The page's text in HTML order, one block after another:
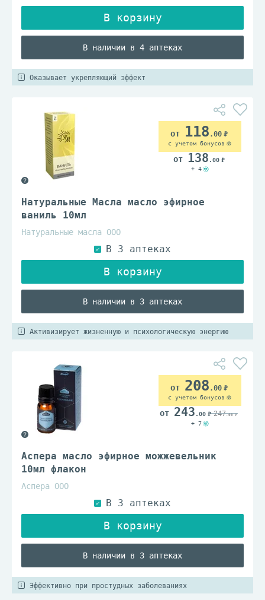
В наличии в 4 аптеках
Оказывает укрепляющий эффект
Натуральные Масла масло эфирное
ваниль 10мл
Натуральные масла ООО
В наличии в 3 аптеках
118 .00
с учетом бонусов
138 .00
+ 4
Активизирует жизненную и психологическую энергию
Аспера масло эфирное можжевельник
10мл флакон
Аспера ООО
В наличии в 3 аптеках
208 .00
с учетом бонусов
243 .00 247.00
+ 7
Эффективно при простудных заболеваниях